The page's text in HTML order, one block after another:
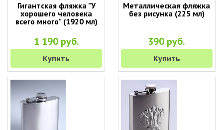
Гигантская фляжка "У
хорошего человека
всего много" (1920 мл)
1 190 руб.
Купить
Металлическая фляжка
без рисунка (225 мл)
390 руб.
Купить